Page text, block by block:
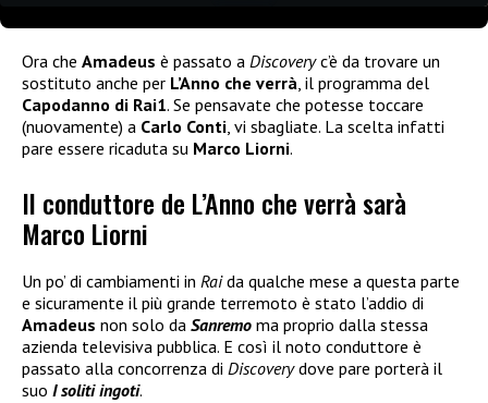
Ora che Amadeus è passato a Discoveryc’è da trovare un
sostituto anche per L’Anno che verrà , il programma del
Capodanno di Rai1. Se pensavate che potesse toccare
(nuovamente) a Carlo Conti , vi sbagliate. La scelta infatti
pare essere ricaduta su Marco Liorni.
Il conduttore de L’Anno che verrà sarà
Marco Liorni
Un po’ di cambiamenti in Raida qualche mese a questa parte
e sicuramente il più grande terremoto è stato l’addio di
Amadeus non solo da Sanremo ma proprio dalla stessa
azienda televisiva pubblica. E così il noto conduttore è
passato alla concorrenza di Discoverydove pare porterà il
suo I soliti ingoti.